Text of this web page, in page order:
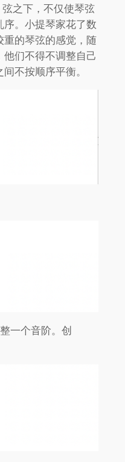
弦之下，不仅使琴弦
。小提琴家花了数
重的琴弦的感觉，随
们不得不调整自己
不按顺序平衡。
一个音阶。创